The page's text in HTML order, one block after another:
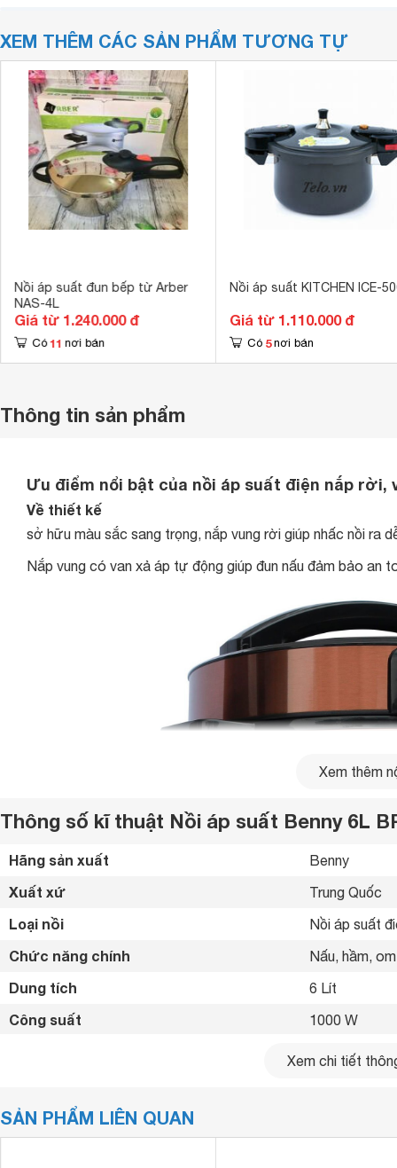
XEM THÊM CÁC SẢN PHẨM TƯƠNG TỰ
Nồi áp suất đun bếp từ Arber
NAS-4L
Giá từ 1.240.000 đ
Có 11 nơi bán
Nồi áp suất KITCHEN ICE-
Giá từ 1.110.000 đ
Có 5 nơi bán
Thông tin sản phẩm
Ưu điểm nổi bật của nồi áp suất điện nắp rời,
Về thiết kế
sở hữu màu sắc sang trọng, nắp vung rời giúp nhấc nồi ra
Nắp vung có van xả áp tự động giúp đun nấu đảm bảo an
Công suất 1.000W nấu ăn nhanh hơn
Xem thêm
Thông số kĩ thuật Nồi áp suất Benny 6L
Hãng sản xuất Benny
Xuất xứ Trung Quốc
Loại nồi Nồi áp suất
Chức năng chính Nấu, hầm,
Dung tích 6 Lít
Công suất 1000 W
Nhựa ABS,
Nút điều khiển
Xem chi tiết
SẢN PHẨM LIÊN QUAN